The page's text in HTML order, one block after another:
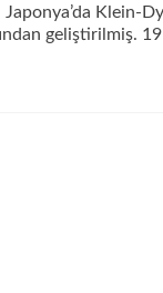
Japonya’da
geliştirilmiş.